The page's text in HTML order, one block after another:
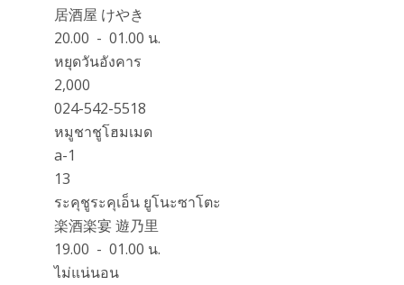
居酒屋 けやき
20.00 - 01.00 น.
หยุดวันอังคาร
2,000
024-542-5518
หมูชาชูโฮมเมด
a-1
13
ระคุชูระคุเอ็น ยูโนะซาโตะ
楽酒楽宴 遊乃里
19.00 - 01.00 น.
ไม่แน่นอน